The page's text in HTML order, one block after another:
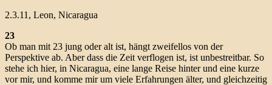
2.3.11, Leon, Nicaragua
23
Ob man mit 23 jung oder alt ist, hängt zweifellos von der
Perspektive ab. Aber dass die Zeit verflogen ist, ist unbestreitbar. So
stehe ich hier, in Nicaragua, eine lange Reise hinter und eine kurze
vor mir, und komme mir um viele Erfahrungen älter, und gleichzeitig